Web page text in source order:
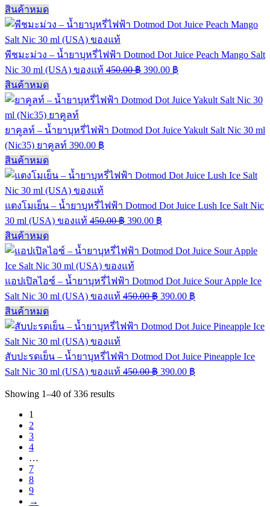
สินค้าหมด
พีชมะม่วง – น้ำยาบุหรี่ไฟฟ้า Dotmod Dot Juice Peach Mango Salt
Nic 30 ml (USA) ของแท้ 450.00฿ 390.00 ฿
สินค้าหมด
ยาคูลท์ – น้ำยาบุหรี่ไฟฟ้า Dotmod Dot Juice Yakult Salt Nic 30 ml
(Nic35) ยาคูลท์ 390.00 ฿
สินค้าหมด
แตงโมเย็น – น้ำยาบุหรี่ไฟฟ้า Dotmod Dot Juice Lush Ice Salt Nic
30 ml (USA) ของแท้ 450.00฿ 390.00 ฿
สินค้าหมด
แอปเปิลไอซ์ – น้ำยาบุหรี่ไฟฟ้า Dotmod Dot Juice Sour Apple Ice
Salt Nic 30 ml (USA) ของแท้ 450.00฿ 390.00 ฿
สินค้าหมด
สับปะรดเย็น – น้ำยาบุหรี่ไฟฟ้า Dotmod Dot Juice Pineapple Ice
Salt Nic 30 ml (USA) ของแท้ 450.00฿ 390.00 ฿
Showing 1–40 of336 results
1
2
3
4
…
7
8
9
→